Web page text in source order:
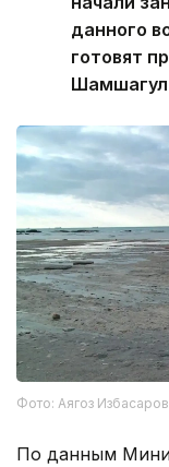
данного
готовят
Фото: Аягоз
По данным